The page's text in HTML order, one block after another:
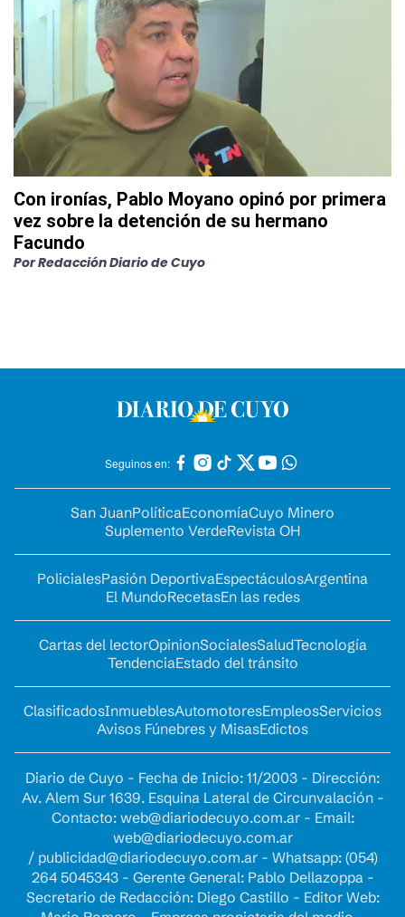
Con ironías, Pablo Moyano opinó por primera
vez sobre la detención de su hermano
Facundo
PorRedacción Diario de Cuyo
Seguinos en:
San JuanPolíticaEconomíaCuyo Minero
Suplemento VerdeRevista OH
PolicialesPasión DeportivaEspectáculosArgentina
El MundoRecetasEn las redes
Cartas del lectorOpinionSocialesSaludTecnología
TendenciaEstado del tránsito
ClasificadosInmueblesAutomotoresEmpleosServicios
Avisos Fúnebres y MisasEdictos
Diario de Cuyo - Fecha de Inicio: 11/2003 - Dirección:
Av. Alem Sur 1639. Esquina Lateral de Circunvalación -
Contacto: web@diariodecuyo.com.ar- Email:
web@diariodecuyo.com.ar
/ publicidad@diariodecuyo.com.ar- Whatsapp: (054)
264 5045343 - Gerente General: Pablo Dellazoppa -
Secretario de Redacción: Diego Castillo - Editor Web: